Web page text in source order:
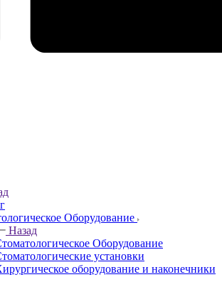
Оборудование
Назад
Оборудование
установки
оборудование и наконечники